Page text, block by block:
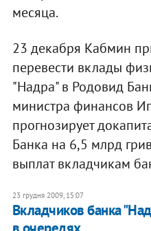
месяца.
23 декабря Кабмин
перевести вклады
"Надра" в Родовид
министра финансов
прогнозирует
Банка на 6,5 млрд
выплат вкладчикам
23 грудня 2009, 15:07
Вкладчиков банка